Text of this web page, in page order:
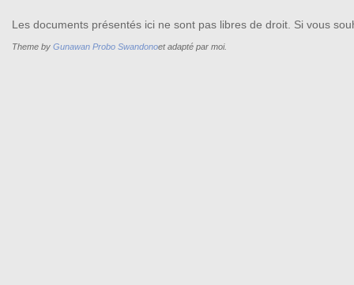
Les documents présentés ici ne sont pas libres de droit. Si vous
Theme by Gunawan Probo Swandonoet adapté par moi.